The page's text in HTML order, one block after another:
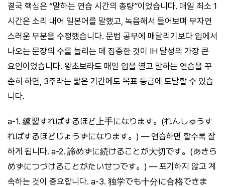
결국 핵심은 “말하는 연습 시간의 총량”이었습니다. 매일 최소 1
시간은 소리 내어 일본어를 말했고, 녹음해서 들어보며 부자연
스러운 부분을 수정했습니다. 문법 공부에 매달리기보다 입에서
나오는 문장의 수를 늘리는 데 집중한 것이 IH 달성의 가장 큰
요인이었습니다. 왕초보라도 매일 입을 열고 말하는 연습을 꾸
준히 하면, 3주라는 짧은 기간에도 목표 등급에 도달할 수 있습
니다.
a-1. 練習すればするほど上手になります。(れんしゅうす
ればするほどじょうずになります。) — 연습하면 할수록 잘
하게 됩니다. a-2. 諦めずに続けることが大切です。(あきら
めずにつづけることがたいせつです。) — 포기하지 않고 계
속하는 것이 중요합니다. a-3. 独学でも十分に合格できま